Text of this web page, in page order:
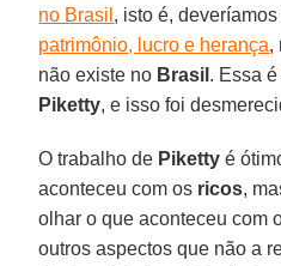
no Brasil , isto é, deveríamos
patrimônio, lucro e herança,
não existe no Brasil . Essa
Piketty, e isso foi
O trabalho de Piketty é
aconteceu com os ricos,
olhar o que aconteceu com
outros aspectos que não a